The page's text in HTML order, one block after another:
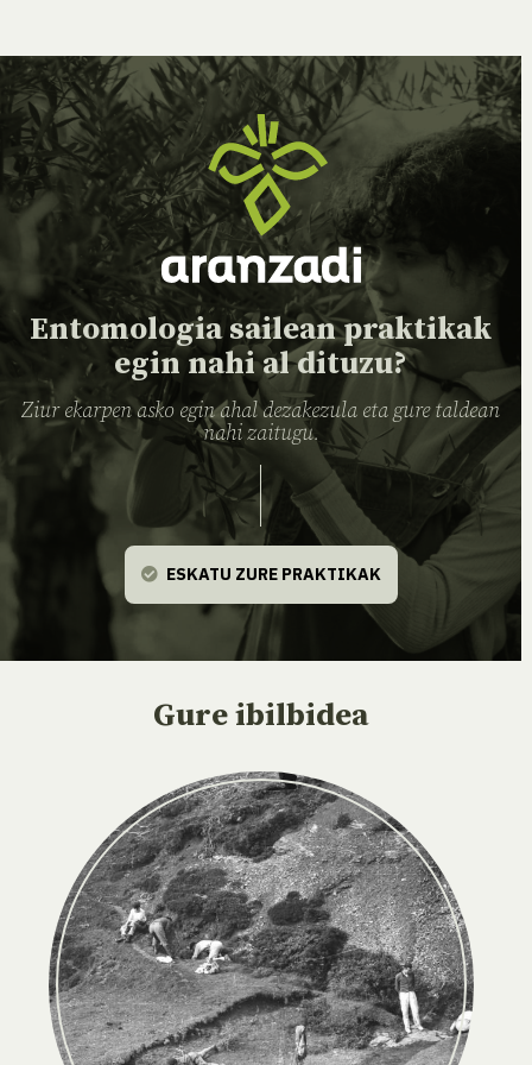
Entomologia sailean praktikak
egin nahi al dituzu?
Ziur ekarpen asko egin ahal dezakezula eta gure taldean
nahi zaitugu.
ESKATU ZURE PRAKTIKAK
Gure ibilbidea